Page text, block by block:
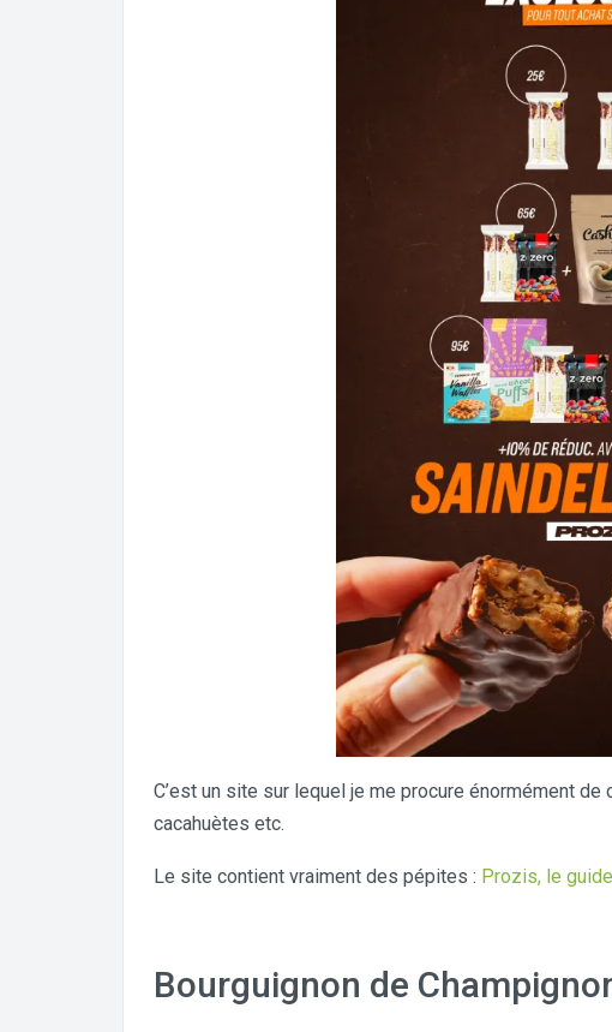
C’est un site sur lequel je me procure énormément
cacahuètes etc.
Le site contient vraiment des pépites : Prozis, le guide
Bourguignon de